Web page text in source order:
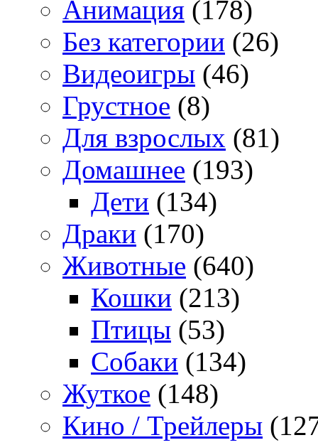
Анимация (178)
Без категории (26)
Видеоигры (46)
Грустное (8)
Для взрослых (81)
Домашнее (193)
Дети (134)
Драки (170)
Животные (640)
Кошки (213)
Птицы (53)
Собаки (134)
Жуткое (148)
Кино / Трейлеры